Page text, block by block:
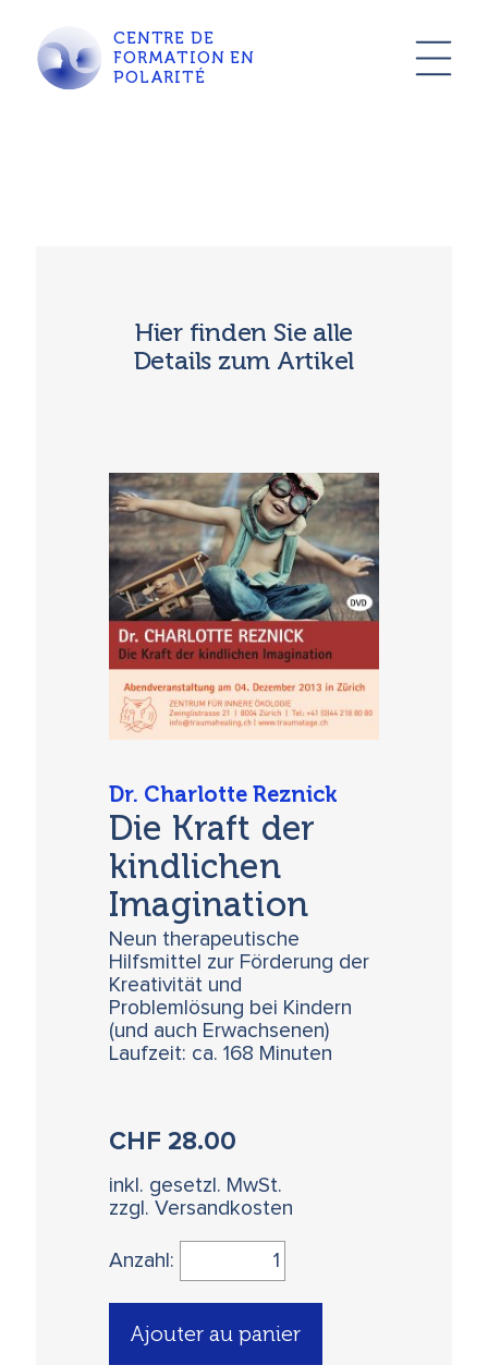
CENTRE DE
FORMATION EN
POLARITÉ
Hier finden Sie alle
Details zum Artikel
Dr. Charlotte Reznick
Die Kraft der
kindlichen
Imagination
Neun therapeutische
Hilfsmittel zur Förderung der
Kreativität und
Problemlösung bei Kindern
(und auch Erwachsenen)
Laufzeit: ca. 168 Minuten
CHF28.00
inkl. gesetzl. MwSt.
zzgl. Versandkosten
Anzahl:
Ajouter au panier